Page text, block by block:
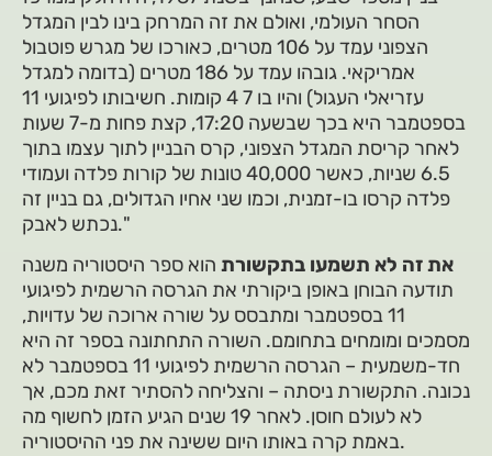
הסחר העולמי, ואולם את זה המרחק בינו לבין המגדל
הצפוני עמד על 106 מטרים, כאורכו של מגרש פוטבול
אמריקאי. גובהו עמד על 186 מטרים (בדומה למגדל
עזריאלי העגול) והיו בו 7 4 קומות. חשיבותו לפיגועי 11
בספטמבר היא בכך שבשעה 17:20, קצת פחות מ-7 שעות
לאחר קריסת המגדל הצפוני, קרס הבניין לתוך עצמו בתוך
6.5 שניות, כאשר 40,000 טונות של קורות פלדה ועמודי
פלדה קרסו בו-זמנית, וכמו שני אחיו הגדולים, גם בניין זה
נכתש לאבק."
את זה לא תשמעו בתקשורת הוא ספר היסטוריה משנה
תודעה הבוחן באופן ביקורתי את הגרסה הרשמית לפיגועי
11 בספטמבר ומתבסס על שורה ארוכה של עדויות,
מסמכים ומומחים בתחומם. השורה התחתונה בספר זה היא
חד-משמעית – הגרסה הרשמית לפיגועי 11 בספטמבר לא
נכונה. התקשורת ניסתה – והצליחה להסתיר זאת מכם, אך
לא לעולם חוסן. לאחר 19 שנים הגיע הזמן לחשוף מה
באמת קרה באותו היום ששינה את פני ההיסטוריה.